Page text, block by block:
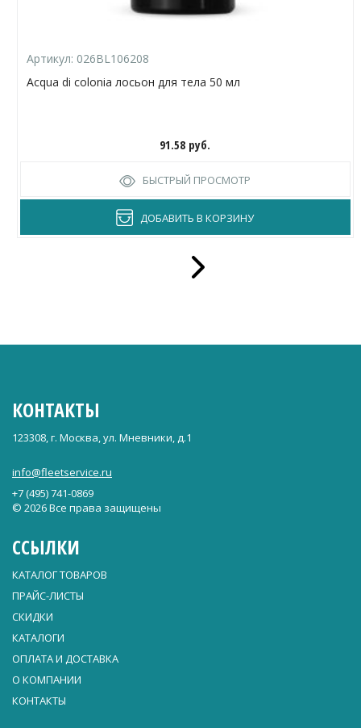
Артикул: 026BL106208
Acqua di colonia лосьон для тела 50 мл
91.58 руб.
БЫСТРЫЙ ПРОСМОТР
ДОБАВИТЬ В КОРЗИНУ
КОНТАКТЫ
123308, г. Москва, ул. Мневники, д.1
info@fleetservice.ru
+7 (495) 741-0869
© 2026 Все права защищены
ССЫЛКИ
КАТАЛОГ ТОВАРОВ
ПРАЙС-ЛИСТЫ
СКИДКИ
КАТАЛОГИ
ОПЛАТА И ДОСТАВКА
О КОМПАНИИ
КОНТАКТЫ